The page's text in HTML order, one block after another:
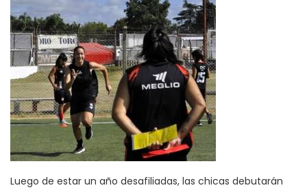
Luego de estar un año desafiliadas, las chicas debutarán